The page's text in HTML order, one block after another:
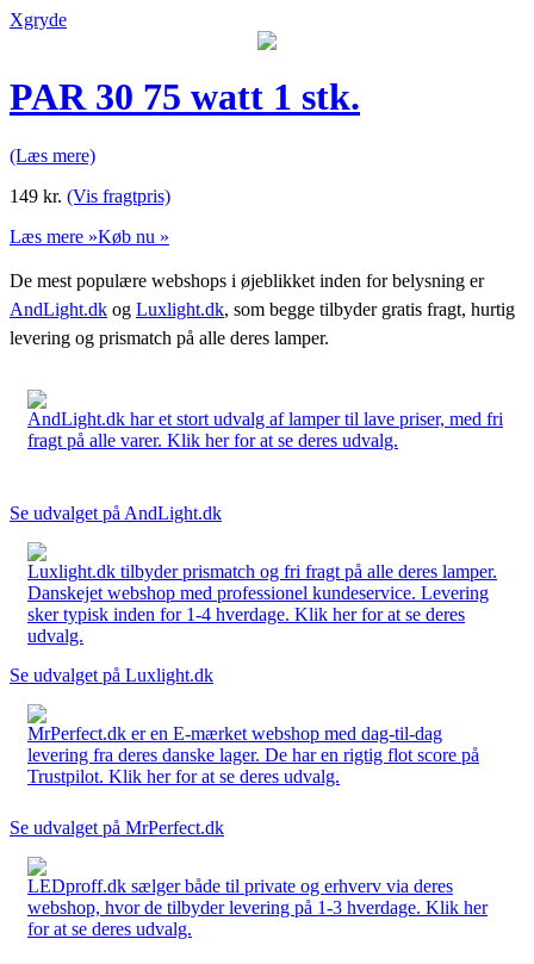
Xgryde
PAR 30 75 watt 1 stk.
(Læs mere)
149 kr. (Vis fragtpris)
Læs mere »Køb nu »
De mest populære webshops i øjeblikket inden for belysning er
AndLight.dk og Luxlight.dk, som begge tilbyder gratis fragt, hurtig
levering og prismatch på alle deres lamper.
AndLight.dk har et stort udvalg af lamper til lave priser, med fri
fragt på alle varer. Klik her for at se deres udvalg.
Se udvalget på AndLight.dk
Luxlight.dk tilbyder prismatch og fri fragt på alle deres lamper.
Danskejet webshop med professionel kundeservice. Levering
sker typisk inden for 1-4 hverdage. Klik her for at se deres
udvalg.
Se udvalget på Luxlight.dk
MrPerfect.dk er en E-mærket webshop med dag-til-dag
levering fra deres danske lager. De har en rigtig flot score på
Trustpilot. Klik her for at se deres udvalg.
Se udvalget på MrPerfect.dk
LEDproff.dk sælger både til private og erhverv via deres
webshop, hvor de tilbyder levering på 1-3 hverdage. Klik her
for at se deres udvalg.